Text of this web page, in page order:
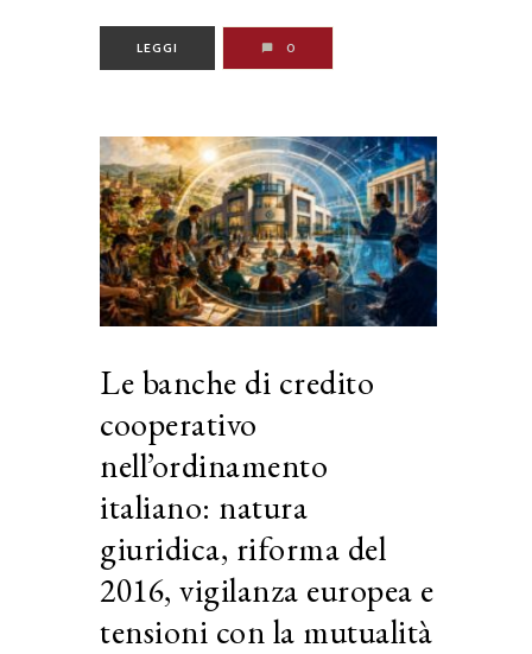
LEGGI 0
Le banche di credito
cooperativo
nell’ordinamento
italiano: natura
giuridica, riforma del
2016, vigilanza europea e
tensioni con la mutualità